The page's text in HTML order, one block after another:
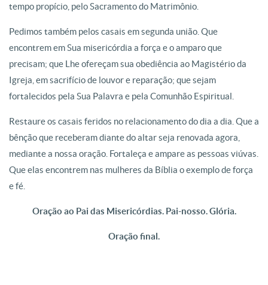
tempo propício, pelo Sacramento do Matrimônio.
Pedimos também pelos casais em segunda união. Que
encontrem em Sua misericórdia a força e o amparo que
precisam; que Lhe ofereçam sua obediência ao Magistério da
Igreja, em sacrifício de louvor e reparação; que sejam
fortalecidos pela Sua Palavra e pela Comunhão Espiritual.
Restaure os casais feridos no relacionamento do dia a dia. Que a
bênção que receberam diante do altar seja renovada agora,
mediante a nossa oração. Fortaleça e ampare as pessoas viúvas.
Que elas encontrem nas mulheres da Bíblia o exemplo de força
e fé.
Oração ao Pai das Misericórdias. Pai-nosso. Glória.
Oração final.